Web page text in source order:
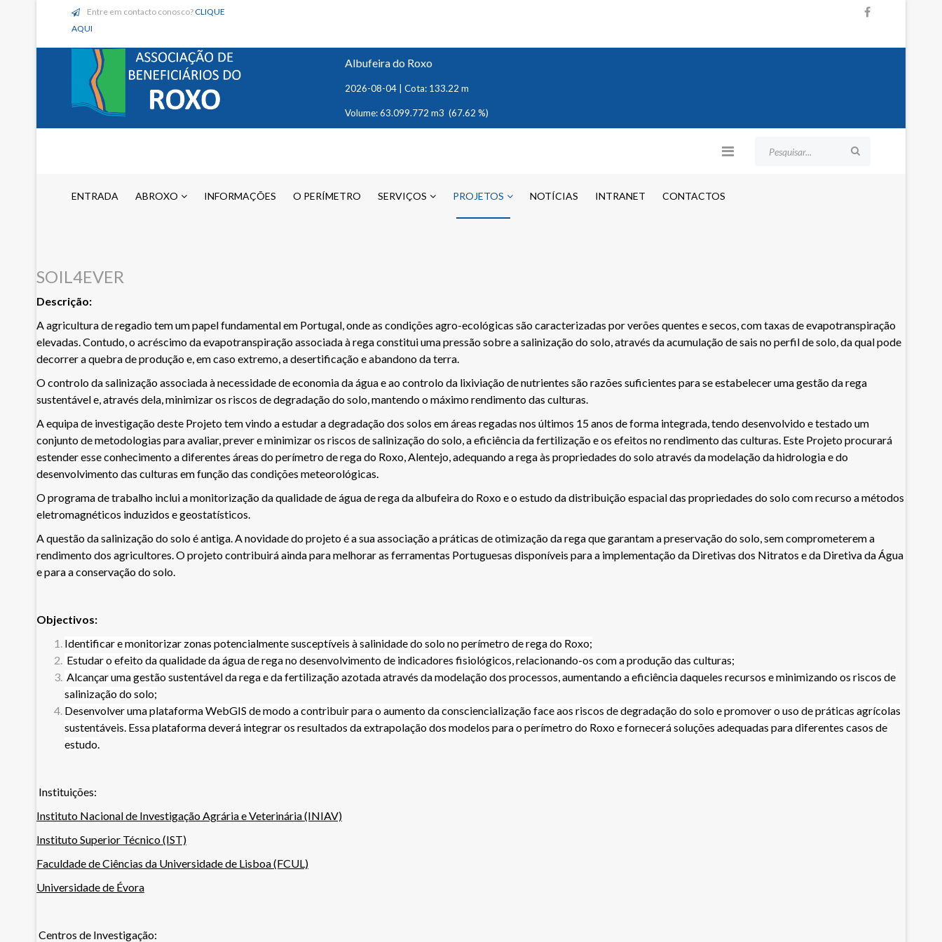
Entre em contacto conosco?CLIQUE
AQUI
Albufeira do Roxo
2026-08-04 | Cota: 133.22 m
Volume: 63.099.772 m3 (67.62 %)
ENTRADA ABROXO INFORMAÇÕES O PERÍMETRO SERVIÇOS PROJETOS NOTÍCIAS INTRANET CONTACTOS
SOIL4EVER
Descrição:
A agricultura de regadio tem um papel fundamental em Portugal, onde as condições agro-ecológicas são caracterizadas por verões quentes e secos, com taxas de evapotranspiração
elevadas. Contudo, o acréscimo da evapotranspiração associada à rega constitui uma pressão sobre a salinização do solo, através da acumulação de sais no perfil de solo, da qual pode
decorrer a quebra de produção e, em caso extremo, a desertificação e abandono da terra.
O controlo da salinização associada à necessidade de economia da água e ao controlo da lixiviação de nutrientes são razões suficientes para se estabelecer uma gestão da rega
sustentável e, através dela, minimizar os riscos de degradação do solo, mantendo o máximo rendimento das culturas.
A equipa de investigação deste Projeto tem vindo a estudar a degradação dos solos em áreas regadas nos últimos 15 anos de forma integrada, tendo desenvolvido e testado um
conjunto de metodologias para avaliar, prever e minimizar os riscos de salinização do solo, a eficiência da fertilização e os efeitos no rendimento das culturas. Este Projeto procurará
estender esse conhecimento a diferentes áreas do perímetro de rega do Roxo, Alentejo, adequando a rega às propriedades do solo através da modelação da hidrologia e do
desenvolvimento das culturas em função das condições meteorológicas.
O programa de trabalho inclui a monitorização da qualidade de água de rega da albufeira do Roxo e o estudo da distribuição espacial das propriedades do solo com recurso a métodos
eletromagnéticos induzidos e geostatísticos.
A questão da salinização do solo é antiga. A novidade do projeto é a sua associação a práticas de otimização da rega que garantam a preservação do solo, sem comprometerem a
rendimento dos agricultores. O projeto contribuirá ainda para melhorar as ferramentas Portuguesas disponíveis para a implementação da Diretivas dos Nitratos e da Diretiva da Água
e para a conservação do solo.
Objectivos:
Identificar e monitorizar zonas potencialmente susceptíveis à salinidade do solo no perímetro de rega do Roxo;
Estudar o efeito da qualidade da água de rega no desenvolvimento de indicadores fisiológicos, relacionando-os com a produção das culturas;
Alcançar uma gestão sustentável da rega e da fertilização azotada através da modelação dos processos, aumentando a eficiência daqueles recursos e minimizando os riscos de
salinização do solo;
Desenvolver uma plataforma WebGIS de modo a contribuir para o aumento da consciencialização face aos riscos de degradação do solo e promover o uso de práticas agrícolas
sustentáveis. Essa plataforma deverá integrar os resultados da extrapolação dos modelos para o perímetro do Roxo e fornecerá soluções adequadas para diferentes casos de
estudo.
Instituições:
Instituto Nacional de Investigação Agrária e Veterinária (INIAV)
Instituto Superior Técnico (IST)
Faculdade de Ciências da Universidade de Lisboa (FCUL)
Universidade de Évora
Centros de Investigação: